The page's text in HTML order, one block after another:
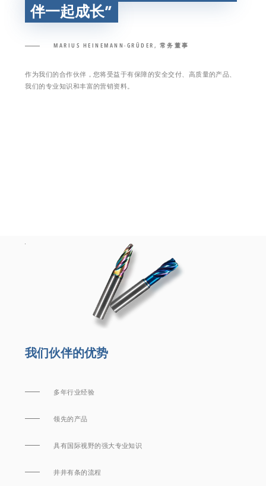
伴一起成长
MARIUS HEINEMANN-GRÜDER, 常务董事
作为我们的合作伙伴，您将受益于有保障的安全交付、高质量的产品、
我们的专业知识和丰富的营销资料。
我们伙伴的优势
多年行业经验
领先的产品
具有国际视野的强大专业知识
井井有条的流程